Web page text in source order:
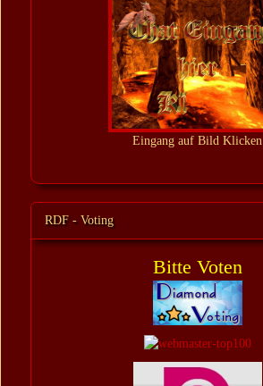
Eingang auf Bild Klicken
RDF - Voting
Bitte Voten